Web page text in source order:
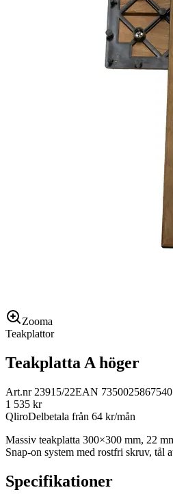
Zooma
Teakplattor
Teakplatta A höger
Art.nr 23915/22EAN 7350025867540
1 535 kr
QliroDelbetala från 64 kr/mån
Massiv teakplatta 300×300 mm, 22
Snap-on system med rostfri skruv, tål
Specifikationer